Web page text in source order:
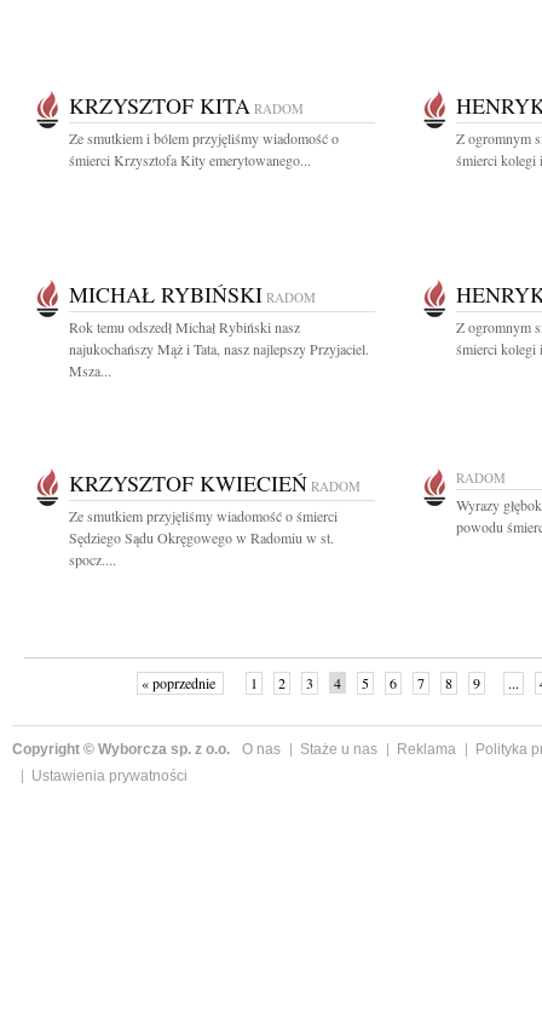
KRZYSZTOF KITA RADOM
Ze smutkiem i bólem przyjęliśmy wiadomość o
śmierci Krzysztofa Kity emerytowanego...
Z ogromnym
śmierci kolegi
MICHAŁ RYBIŃSKI RADOM
Rok temu odszedł Michał Rybiński nasz
najukochańszy Mąż i Tata, nasz najlepszy Przyjaciel.
Msza...
Z ogromnym
śmierci kolegi
KRZYSZTOF KWIECIEŃ RADOM
Ze smutkiem przyjęliśmy wiadomość o śmierci
Sędziego Sądu Okręgowego w Radomiu w st.
spocz....
RADOM
Wyrazy
powodu
« poprzednie 1 2 3 4 5 6 7 8 9 ...
Copyright © Wyborcza sp. z o.o. O nas Staże u nas Reklama
Polityka
Ustawienia prywatności